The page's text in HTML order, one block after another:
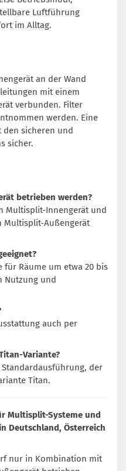
Luftführung
im Alltag.
an der Wand
mit einem
verbunden. Filter
werden. Eine
sicheren und
sicher.
betrieben werden?
Multisplit-Innengerät und
Multisplit-Außengerät
für Räume um etwa 20 bis
Nutzung und
auch per
Variante?
der
Titan.
Multisplit-Systeme und
Deutschland, Österreich
nur in Kombination mit